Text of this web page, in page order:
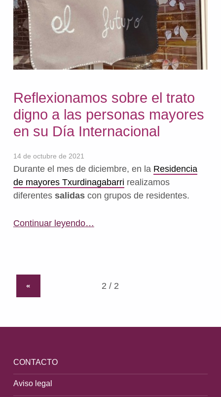
Reflexionamos sobre el trato
digno a las personas mayores
en su Día Internacional
14 de octubre de 2021
Durante el mes de diciembre, en la Residencia
de mayores Txurdinagabarri realizamos
diferentes salidascon grupos de residentes.
Continuar leyendo“Reflexionamos sobre el trato digno a las personas mayores en su Día Internacional”
…
«
CONTACTO
Aviso legal